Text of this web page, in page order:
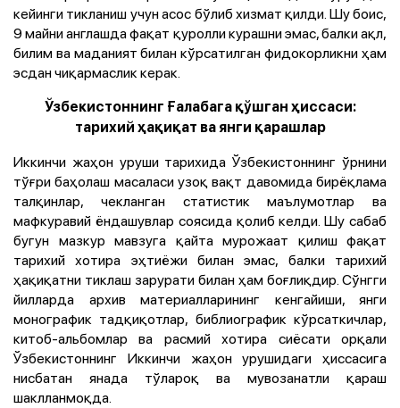
кейинги тикланиш учун асос бўлиб хизмат қилди. Шу боис,
9 майни англашда фақат қуролли курашни эмас, балки ақл,
билим ва маданият билан кўрсатилган фидокорликни ҳам
эсдан чиқармаслик керак.
Ўзбекистоннинг Ғалабага қўшган ҳиссаси:
тарихий ҳақиқат ва янги қарашлар
Иккинчи жаҳон уруши тарихида Ўзбекистоннинг ўрнини
тўғри баҳолаш масаласи узоқ вақт давомида бирёқлама
талқинлар, чекланган статистик маълумотлар ва
мафкуравий ёндашувлар соясида қолиб келди. Шу сабаб
бугун мазкур мавзуга қайта мурожаат қилиш фақат
тарихий хотира эҳтиёжи билан эмас, балки тарихий
ҳақиқатни тиклаш зарурати билан ҳам боғлиқдир. Сўнгги
йилларда архив материалларининг кенгайиши, янги
монографик тадқиқотлар, библиографик кўрсаткичлар,
китоб-альбомлар ва расмий хотира сиёсати орқали
Ўзбекистоннинг Иккинчи жаҳон урушидаги ҳиссасига
нисбатан янада тўлароқ ва мувозанатли қараш
шаклланмоқда.